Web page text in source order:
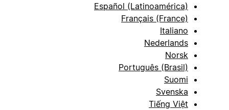
Español (Latinoamérica)
Français (France)
Italiano
Nederlands
Norsk
Português (Brasil)
Suomi
Svenska
Tiếng Việt